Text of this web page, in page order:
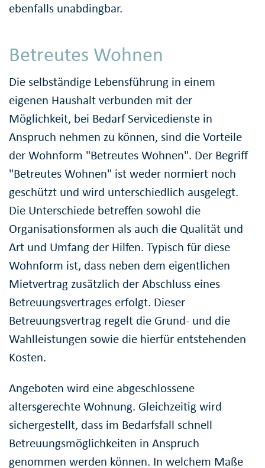
ebenfalls unabdingbar.
Betreutes Wohnen
Die selbständige Lebensführung in einem
eigenen Haushalt verbunden mit der
Möglichkeit, bei Bedarf Servicedienste in
Anspruch nehmen zu können, sind die Vorteile
der Wohnform "Betreutes Wohnen". Der Begriff
"Betreutes Wohnen" ist weder normiert noch
geschützt und wird unterschiedlich ausgelegt.
Die Unterschiede betreffen sowohl die
Organisationsformen als auch die Qualität und
Art und Umfang der Hilfen. Typisch für diese
Wohnform ist, dass neben dem eigentlichen
Mietvertrag zusätzlich der Abschluss eines
Betreuungsvertrages erfolgt. Dieser
Betreuungsvertrag regelt die Grund- und die
Wahlleistungen sowie die hierfür entstehenden
Kosten.
Angeboten wird eine abgeschlossene
altersgerechte Wohnung. Gleichzeitig wird
sichergestellt, dass im Bedarfsfall schnell
Betreuungsmöglichkeiten in Anspruch
genommen werden können. In welchem Maße